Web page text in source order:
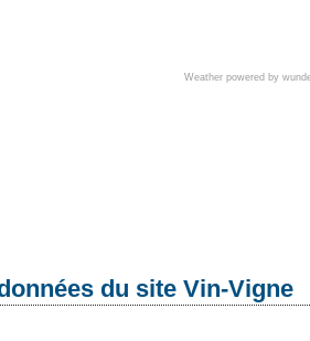
Weather powered by
du site Vin-Vigne